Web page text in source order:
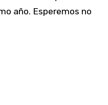
año. Esperemos no